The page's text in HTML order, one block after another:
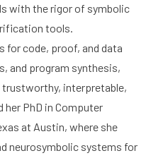
with the rigor of symbolic
tools.
for code, proof, and data
and program synthesis,
interpretable,
her PhD in Computer
at Austin, where she
neurosymbolic systems for